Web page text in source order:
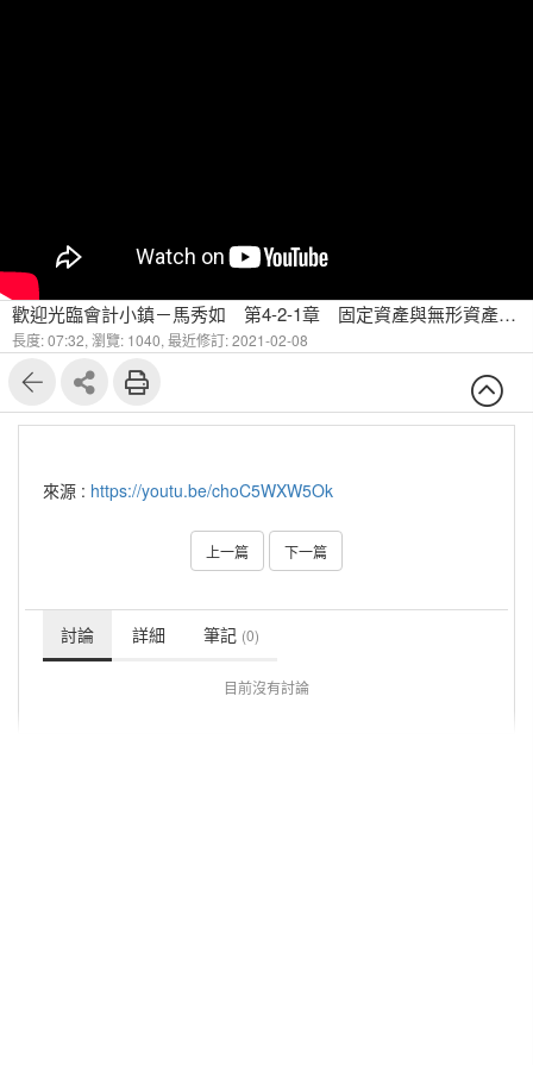
歡迎光臨會計小鎮－馬秀如 第4-2-1章 固定資產與無形資產 固定資產的會計處理（一）
長度: 07:32, 瀏覽: 1040, 最近修訂: 2021-02-08
來源 : https://youtu.be/choC5WXW5Ok
上一篇 下一篇
討論 詳細 筆記 (0)
目前沒有討論